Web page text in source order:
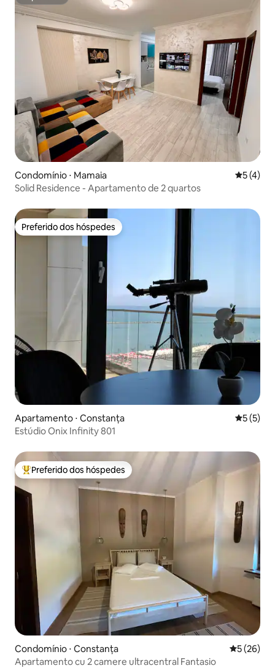
Condomínio ⋅ Mamaia 5 de
5 (4)
Solid Residence - Apartamento de 2 quartos
Preferido dos hóspedes
Preferido dos hóspedes
Apartamento ⋅ Constanța 5 de
5 (5)
Estúdio Onix Infinity 801
Entre os melhores preferidos dos hóspedes
Preferido dos hóspedes
Condomínio ⋅ Constanța 5 de uma
5 (26)
Apartamento cu 2 camere ultracentral Fantasio